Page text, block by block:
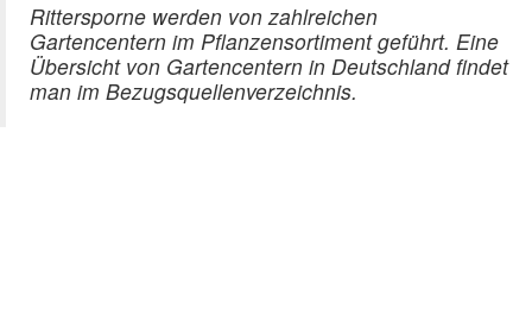
Rittersporne werden von zahlreichen
Gartencentern im Pflanzensortiment geführt. Eine
Übersicht von Gartencentern in Deutschland findet
man im Bezugsquellenverzeichnis.